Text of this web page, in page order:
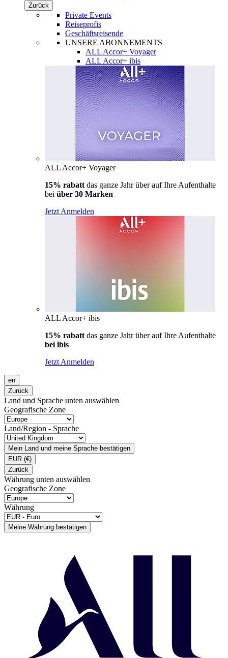
Zurück
Private Events
Reiseprofis
Geschäftsreisende
UNSERE ABONNEMENTS
ALL Accor+ Voyager
ALL Accor+ ibis
ALL Accor+ Voyager
15% rabatt das ganze Jahr über auf Ihre Aufenthalte
bei über 30 Marken
Jetzt Anmelden
ALL Accor+ ibis
15% rabatt das ganze Jahr über auf Ihre Aufenthalte
bei ibis
Jetzt Anmelden
en
Zurück
Land und Sprache unten auswählen
Geografische Zone
Land/Region - Sprache
Mein Land und meine Sprache bestätigen
EUR (€)
Zurück
Währung unten auswählen
Geografische Zone
Währung
Meine Währung bestätigen